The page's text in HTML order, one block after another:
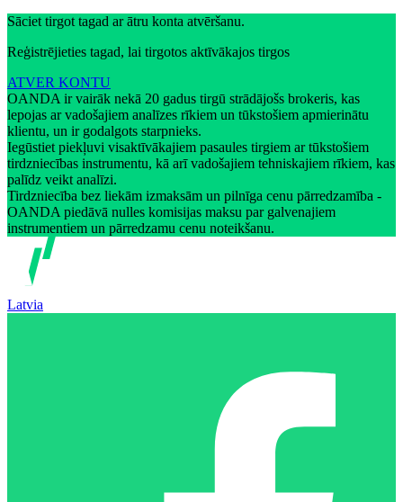
Sāciet tirgot tagad ar ātru konta atvēršanu.
Reģistrējieties tagad, lai tirgotos aktīvākajos tirgos
ATVER KONTU
OANDA ir vairāk nekā 20 gadus tirgū strādājošs brokeris, kas
lepojas ar vadošajiem analīzes rīkiem un tūkstošiem apmierinātu
klientu, un ir godalgots starpnieks.
Iegūstiet piekļuvi visaktīvākajiem pasaules tirgiem ar tūkstošiem
tirdzniecības instrumentu, kā arī vadošajiem tehniskajiem rīkiem, kas
palīdz veikt analīzi.
Tirdzniecība bez liekām izmaksām un pilnīga cenu pārredzamība -
OANDA piedāvā nulles komisijas maksu par galvenajiem
instrumentiem un pārredzamu cenu noteikšanu.
Latvia